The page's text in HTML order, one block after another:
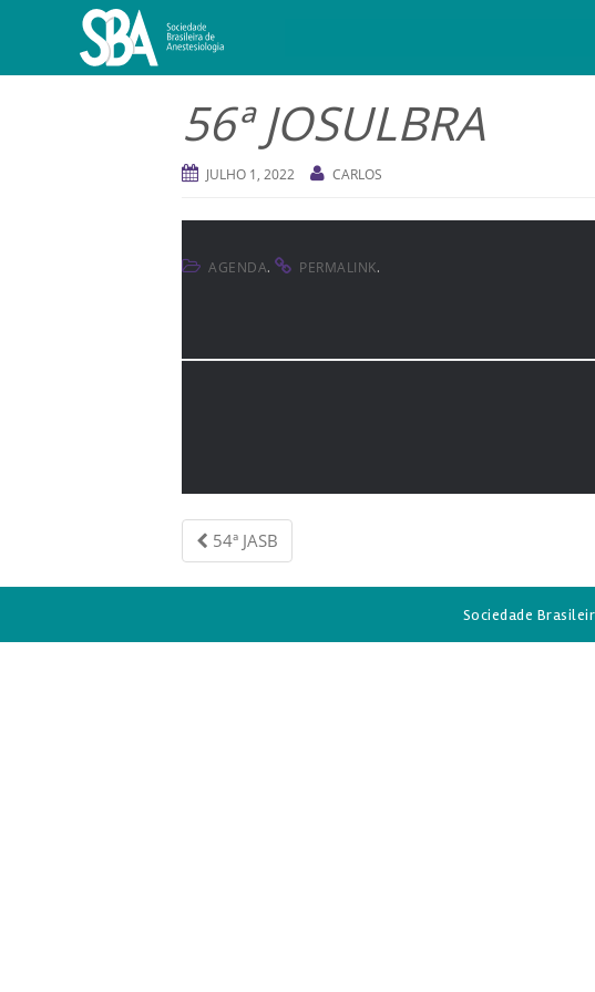
56ª JOSULBRA
JULHO 1, 2022 CARLOS
AGENDA. PERMALINK.
Navegação da
54ª JASB
Sociedade